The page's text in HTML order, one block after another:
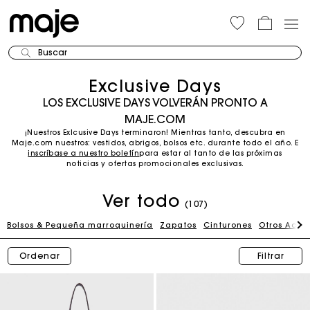
Buscar
Exclusive Days
LOS EXCLUSIVE DAYS VOLVERÁN PRONTO A
MAJE.COM
¡Nuestros Exlcusive Days terminaron! Mientras tanto, descubra en
Maje.com nuestros: vestidos, abrigos, bolsos etc. durante todo el año. E
inscríbase a nuestro boletínpara estar al tanto de las próximas
noticias y ofertas promocionales exclusivas.
Ver todo (107)
Bolsos & Pequeña marroquinería Zapatos Cinturones Otros
Ordenar Filtrar